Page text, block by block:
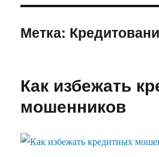
Метка:
Как избежать
мошенников